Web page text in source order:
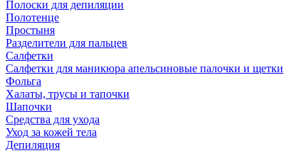
Полоски для депиляции
Полотенце
Простыня
Разделители для пальцев
Салфетки
Салфетки для маникюра апельсиновые палочки и щетки
Фольга
Халаты, трусы и тапочки
Шапочки
Средства для ухода
Уход за кожей тела
Депиляция